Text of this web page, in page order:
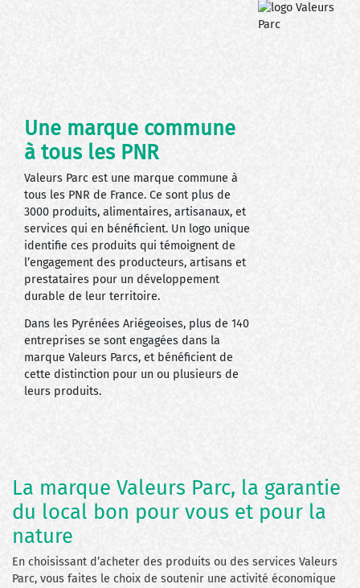
Une marque commune
à tous les PNR
Valeurs Parc est une marque commune à
tous les PNR de France. Ce sont plus de
3000 produits, alimentaires, artisanaux, et
services qui en bénéficient. Un logo unique
identifie ces produits qui témoignent de
l’engagement des producteurs, artisans et
prestataires pour un développement
durable de leur territoire.
Dans les Pyrénées Ariégeoises, plus de 140
entreprises se sont engagées dans la
marque Valeurs Parcs, et bénéficient de
cette distinction pour un ou plusieurs de
leurs produits.
La marque Valeurs Parc, la garantie
du local bon pour vous et pour la
nature
En choisissant d’acheter des produits ou des services Valeurs
Parc, vous faites le choix de soutenir une activité économique